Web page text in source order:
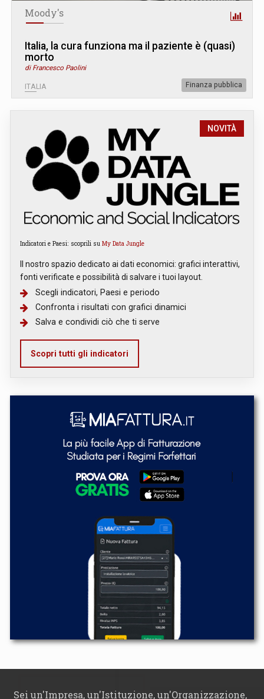
Moody's
Italia, la cura funziona ma il paziente è (quasi)
morto
di Francesco Paolini
ITALIA Finanza pubblica
NOVITÀ
Indicatori e Paesi: scoprili su My Data Jungle
Il nostro spazio dedicato ai dati economici: grafici interattivi,
fonti verificate e possibilità di salvare i tuoi layout.
Scegli indicatori, Paesi e periodo
Confronta i risultati con grafici dinamici
Salva e condividi ciò che ti serve
Scopri tutti gli indicatori
Sei un'Impresa, un'Istituzione, un'Organizzazione,